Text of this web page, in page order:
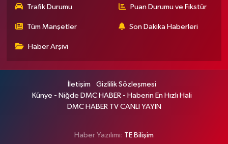
Trafik Durumu Puan Durumu ve Fikstür
Tüm Manşetler Son Dakika Haberleri
Haber Arşivi
İletişim
Gizlilik Sözleşmesi
Künye - Niğde DMC HABER - Haberin En Hızlı Hali
DMC HABER TV CANLI YAYIN
Haber Yazılımı: TE Bilişim